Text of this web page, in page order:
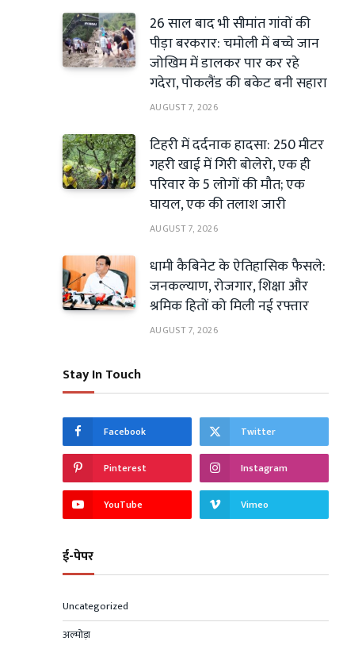
26 साल बाद भी सीमांत गांवों की
पीड़ा बरकरार: चमोली में बच्चे जान
जोखिम में डालकर पार कर रहे
गदेरा, पोकलैंड की बकेट बनी सहारा
AUGUST 7, 2026
टिहरी में दर्दनाक हादसा: 250 मीटर
गहरी खाई में गिरी बोलेरो, एक ही
परिवार के 5 लोगों की मौत; एक
घायल, एक की तलाश जारी
AUGUST 7, 2026
धामी कैबिनेट के ऐतिहासिक फैसले:
जनकल्याण, रोजगार, शिक्षा और
श्रमिक हितों को मिली नई रफ्तार
AUGUST 7, 2026
Stay In Touch
Facebook Twitter
Pinterest Instagram
YouTube Vimeo
ई-पेपर
Uncategorized
अल्मोड़ा